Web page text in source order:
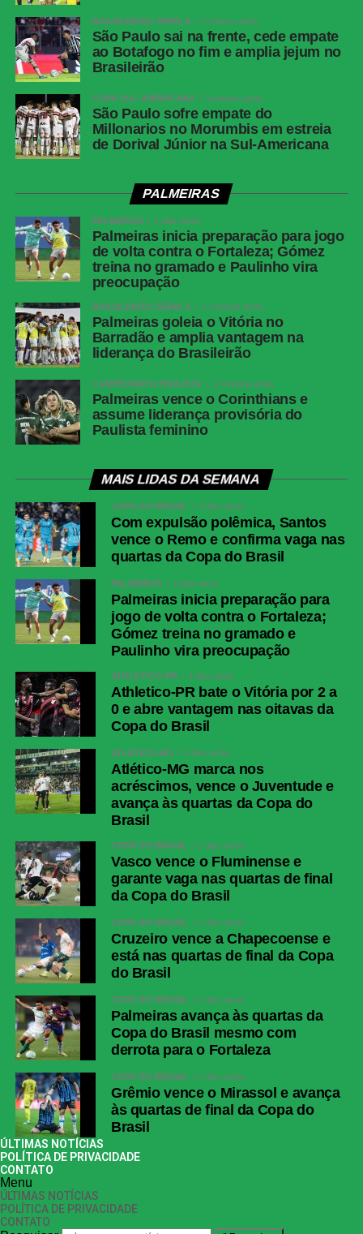
BRASILEIRÃO SÉRIE A 3 meses atrás
São Paulo sai na frente, cede empate
ao Botafogo no fim e amplia jejum no
Brasileirão
COPA SUL-AMERICANA 3 meses atrás
São Paulo sofre empate do
Millonarios no Morumbis em estreia
de Dorival Júnior na Sul-Americana
PALMEIRAS
PALMEIRAS 4 dias atrás
Palmeiras inicia preparação para jogo
de volta contra o Fortaleza; Gómez
treina no gramado e Paulinho vira
preocupação
BRASILEIRÃO SÉRIE A 1 semana atrás
Palmeiras goleia o Vitória no
Barradão e amplia vantagem na
liderança do Brasileirão
CAMPEONATO PAULISTA 1 semana atrás
Palmeiras vence o Corinthians e
assume liderança provisória do
Paulista feminino
MAIS LIDAS DA SEMANA
COPA DO BRASIL 3 dias atrás
Com expulsão polêmica, Santos
vence o Remo e confirma vaga nas
quartas da Copa do Brasil
PALMEIRAS 4 dias atrás
Palmeiras inicia preparação para
jogo de volta contra o Fortaleza;
Gómez treina no gramado e
Paulinho vira preocupação
ATHLETICO-PR 4 dias atrás
Athletico-PR bate o Vitória por 2 a
0 e abre vantagem nas oitavas da
Copa do Brasil
ATLÉTICO-MG 3 dias atrás
Atlético-MG marca nos
acréscimos, vence o Juventude e
avança às quartas da Copa do
Brasil
COPA DO BRASIL 2 dias atrás
Vasco vence o Fluminense e
garante vaga nas quartas de final
da Copa do Brasil
COPA DO BRASIL 2 dias atrás
Cruzeiro vence a Chapecoense e
está nas quartas de final da Copa
do Brasil
COPA DO BRASIL 2 dias atrás
Palmeiras avança às quartas da
Copa do Brasil mesmo com
derrota para o Fortaleza
COPA DO BRASIL 2 dias atrás
Grêmio vence o Mirassol e avança
às quartas de final da Copa do
Brasil
ÚLTIMAS NOTÍCIAS
POLÍTICA DE PRIVACIDADE
CONTATO
Menu
ÚLTIMAS NOTÍCIAS
POLÍTICA DE PRIVACIDADE
CONTATO